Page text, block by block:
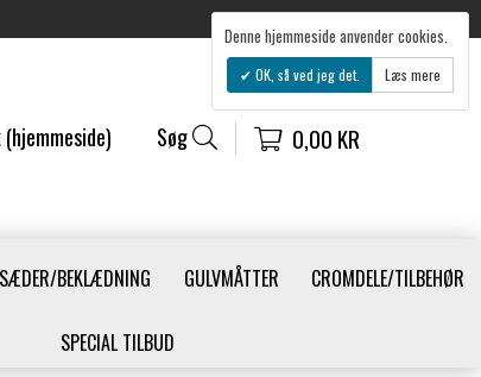
Søg 0,00 KR
BEKLÆDNING GULVMÅTTER CROMDELE/TILBEHØR
SPECIAL TILBUD
Denne hjemmeside anvender cookies.
OK, så ved jeg det. Læs mere